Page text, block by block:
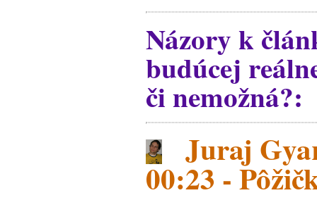
Názory k
budúcej
či nemožná?:
Juraj
00:23 -